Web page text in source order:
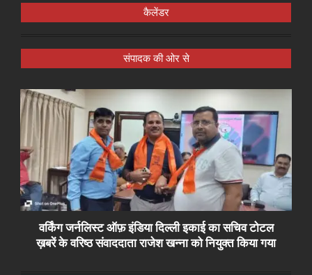
कैलेंडर
संपादक की ओर से
वर्किंग जर्नलिस्ट ऑफ़ इंडिया दिल्ली इकाई का सचिव टोटल
ख़बरें के वरिष्ठ संवाददाता राजेश खन्ना को नियुक्त किया गया